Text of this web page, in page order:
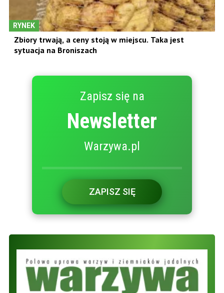
RYNEK
Zbiory trwają, a ceny stoją w miejscu. Taka jest
sytuacja na Broniszach
Zapisz się na
Newsletter
Warzywa.pl
ZAPISZ SIĘ